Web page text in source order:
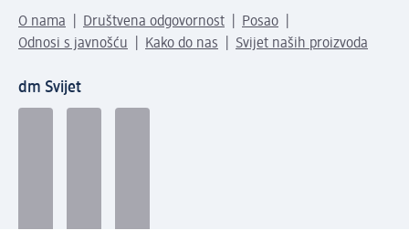
O nama Društvena odgovornost
Posao
Odnosi s javnošću
Kako do nas Svijet naših proizvoda
dm Svijet